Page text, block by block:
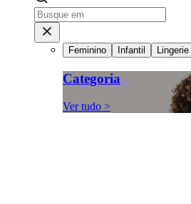
Feminino Infantil Lingerie
Categoria
Ver tudo >